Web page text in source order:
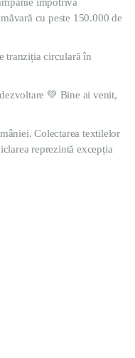
împotriva
cu peste 150.000 de
tranziția circulară în
💚 Bine ai venit,
Colectarea textilelor
reprezintă excepția